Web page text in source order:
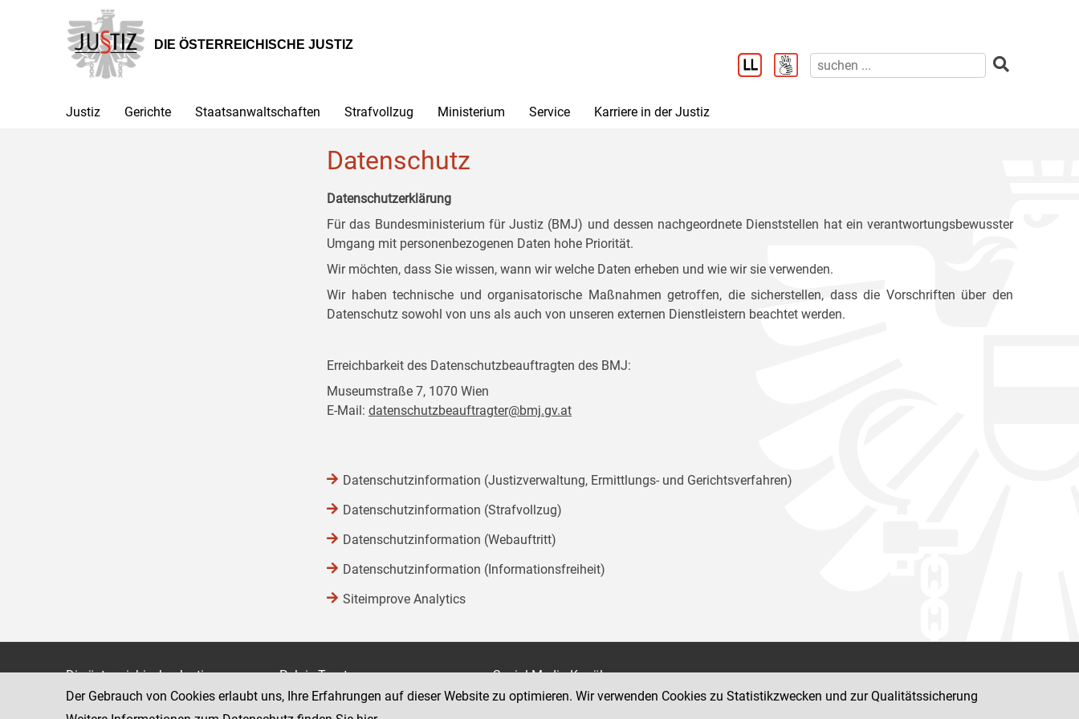
Hauptnavigation
[1]
Inhalt
[2]
Untermenü
[3]
DIE ÖSTERREICHISCHE JUSTIZ
Justiz Gerichte Staatsanwaltschaften Strafvollzug Ministerium Service Karriere in der Justiz
Datenschutz
Datenschutzerklärung
Für das Bundesministerium für Justiz (BMJ) und dessen nachgeordnete Dienststellen hat ein verantwortungsbewusster
Umgang mit personenbezogenen Daten hohe Priorität.
Wir möchten, dass Sie wissen, wann wir welche Daten erheben und wie wir sie verwenden.
Wir haben technische und organisatorische Maßnahmen getroffen, die sicherstellen, dass die Vorschriften über den
Datenschutz sowohl von uns als auch von unseren externen Dienstleistern beachtet werden.
Erreichbarkeit des Datenschutzbeauftragten des BMJ:
Museumstraße 7, 1070 Wien
E-Mail: datenschutzbeauftragter@bmj.gv.at
Datenschutzinformation (Justizverwaltung, Ermittlungs- und Gerichtsverfahren)
Datenschutzinformation (Strafvollzug)
Datenschutzinformation (Webauftritt)
Datenschutzinformation (Informationsfreiheit)
Siteimprove Analytics
Die österreichische Justiz
Bundesministerium für Justiz
Palais Trautson
Museumstraße 7
1070 Wien
Social Media Kanäle
der Justiz und des BMJ
Der Gebrauch von Cookies erlaubt uns, Ihre Erfahrungen auf dieser Website zu optimieren. Wir verwenden Cookies zu Statistikzwecken und zur Qualitätssicherung